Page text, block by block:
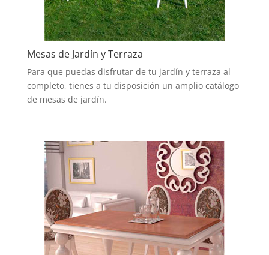
Mesas de Jardín y Terraza
Para que puedas disfrutar de tu jardín y terraza al
completo, tienes a tu disposición un amplio catálogo
de mesas de jardín.